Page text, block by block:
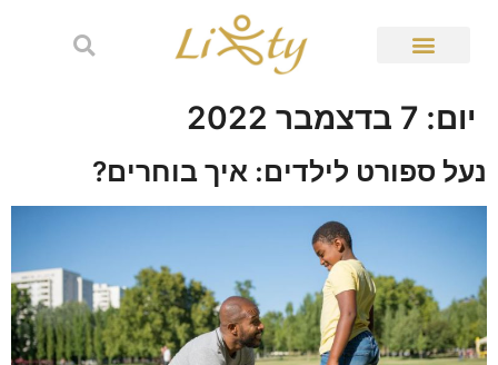
יום: 7 בדצמבר 2022
נעל ספורט לילדים: איך בוחרים?